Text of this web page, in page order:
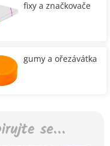
fixy a značkovače
gumy a ořezávátka
se…